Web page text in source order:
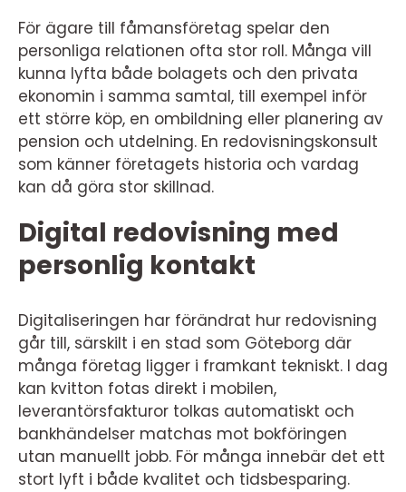
För ägare till fåmansföretag spelar den
personliga relationen ofta stor roll. Många vill
kunna lyfta både bolagets och den privata
ekonomin i samma samtal, till exempel inför
ett större köp, en ombildning eller planering av
pension och utdelning. En redovisningskonsult
som känner företagets historia och vardag
kan då göra stor skillnad.
Digital redovisning med
personlig kontakt
Digitaliseringen har förändrat hur redovisning
går till, särskilt i en stad som Göteborg där
många företag ligger i framkant tekniskt. I dag
kan kvitton fotas direkt i mobilen,
leverantörsfakturor tolkas automatiskt och
bankhändelser matchas mot bokföringen
utan manuellt jobb. För många innebär det ett
stort lyft i både kvalitet och tidsbesparing.